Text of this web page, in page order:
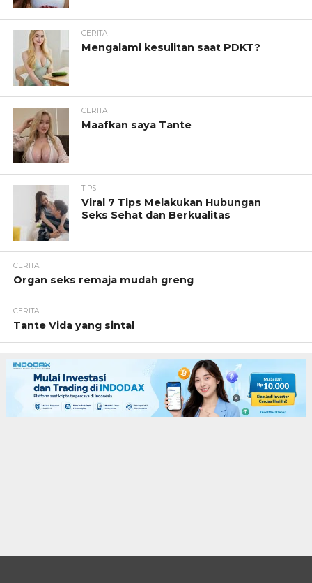
CERITA
Mengalami kesulitan saat PDKT?
CERITA
Maafkan saya Tante
TIPS
Viral 7 Tips Melakukan Hubungan
Seks Sehat dan Berkualitas
CERITA
Organ seks remaja mudah greng
CERITA
Tante Vida yang sintal